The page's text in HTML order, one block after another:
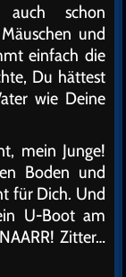
schon
und
einfach die
Du hättest
wie Deine
mein Junge!
Boden und
für Dich. Und
U-Boot am
Zitter…